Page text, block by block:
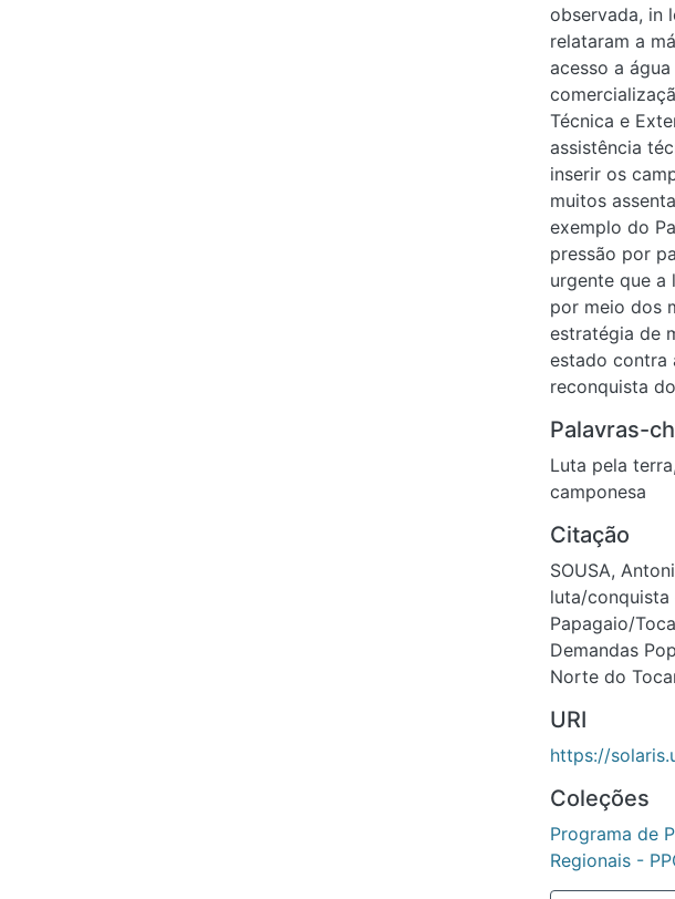
observada, in
relataram a
acesso a
Técnica e
assistência
inserir os
muitos
exemplo do
pressão por
urgente que a
por meio dos
estratégia de
estado contra
reconquista
Palavras-
Luta pela terra,
camponesa
Citação
SOUSA,
luta/conquista
Papagaio/
Demandas
Norte do
URI
https://
Coleções
Programa de
Regionais -